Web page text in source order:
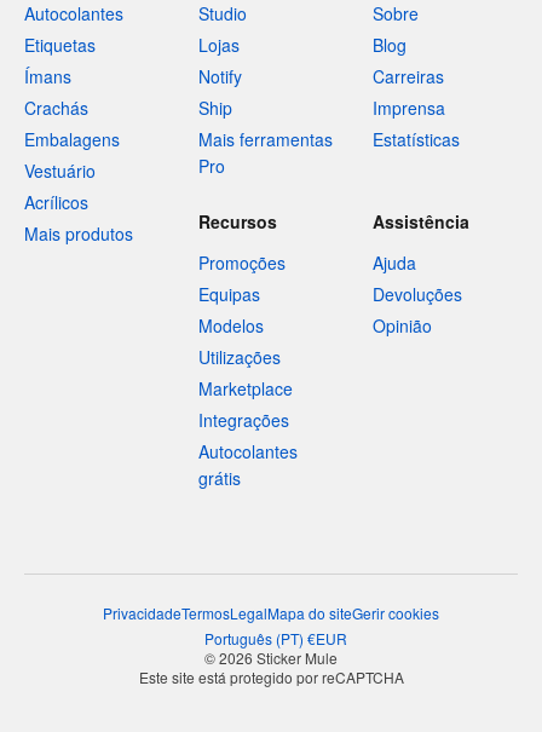
Autocolantes
Etiquetas
Ímans
Crachás
Embalagens
Vestuário
Acrílicos
Mais produtos
Studio
Lojas
Notify
Ship
Mais ferramentas
Pro
Sobre
Blog
Carreiras
Imprensa
Estatísticas
Recursos
Promoções
Equipas
Modelos
Utilizações
Marketplace
Integrações
Autocolantes
grátis
Assistência
Ajuda
Devoluções
Opinião
PrivacidadeTermosLegalMapa do siteGerir cookies
Português (PT) €EUR
© 2026 Sticker Mule
Este site está protegido por reCAPTCHA